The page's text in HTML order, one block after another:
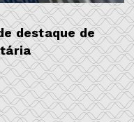
destaque de